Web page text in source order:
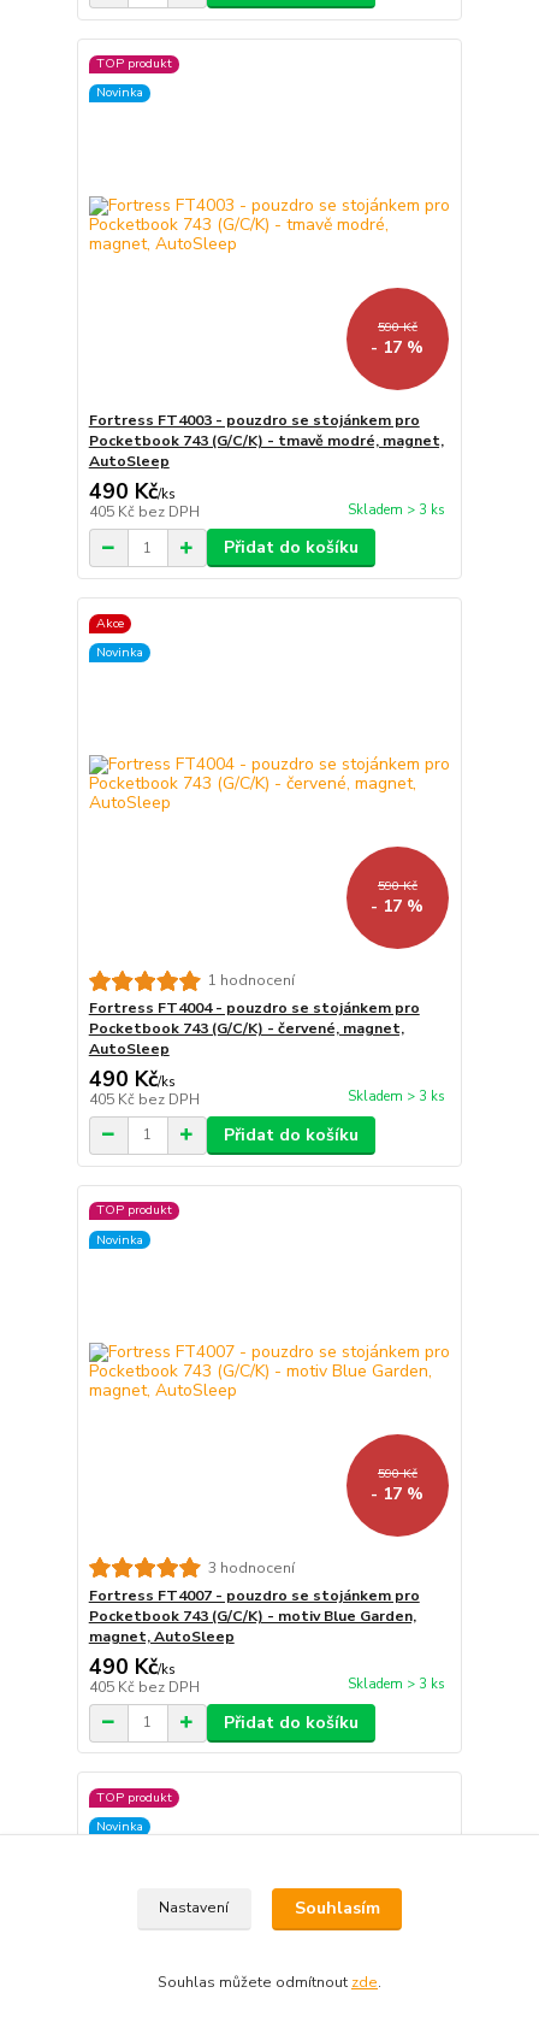
TOP produkt
Novinka
590 Kč
- 17 %
Fortress FT4003 - pouzdro se stojánkem pro
Pocketbook 743 (G/C/K) - tmavě modré, magnet,
AutoSleep
490 Kč/ks
405 Kč bez DPH Skladem > 3 ks
Přidat do košíku
Akce
Novinka
590 Kč
- 17 %
1 hodnocení
Fortress FT4004 - pouzdro se stojánkem pro
Pocketbook 743 (G/C/K) - červené, magnet,
AutoSleep
490 Kč/ks
405 Kč bez DPH Skladem > 3 ks
Přidat do košíku
TOP produkt
Novinka
590 Kč
- 17 %
3 hodnocení
Fortress FT4007 - pouzdro se stojánkem pro
Pocketbook 743 (G/C/K) - motiv Blue Garden,
magnet, AutoSleep
490 Kč/ks
405 Kč bez DPH Skladem > 3 ks
Přidat do košíku
TOP produkt
Novinka
Nastavení Souhlasím
Souhlas můžete odmítnout zde.